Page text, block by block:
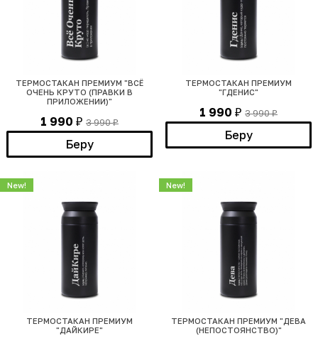
ТЕРМОСТАКАН ПРЕМИУМ "ВСЁ
ОЧЕНЬ КРУТО (ПРАВКИ В
ПРИЛОЖЕНИИ)"
1 990 ₽ 3 990₽
Беру
ТЕРМОСТАКАН ПРЕМИУМ
"ГДЕНИС"
1 990 ₽ 3 990₽
Беру
ТЕРМОСТАКАН ПРЕМИУМ
"ДАЙКИРЕ"
New!
ТЕРМОСТАКАН ПРЕМИУМ "ДЕВА
(НЕПОСТОЯНСТВО)"
New!